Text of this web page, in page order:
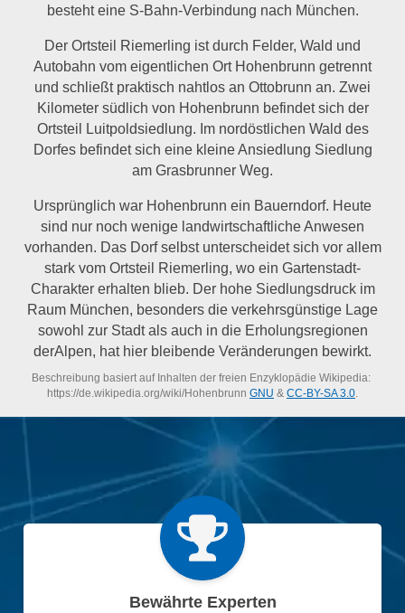
besteht eine S-Bahn-Verbindung nach München.
Der Ortsteil Riemerling ist durch Felder, Wald und
Autobahn vom eigentlichen Ort Hohenbrunn getrennt
und schließt praktisch nahtlos an Ottobrunn an. Zwei
Kilometer südlich von Hohenbrunn befindet sich der
Ortsteil Luitpoldsiedlung. Im nordöstlichen Wald des
Dorfes befindet sich eine kleine Ansiedlung Siedlung
am Grasbrunner Weg.
Ursprünglich war Hohenbrunn ein Bauerndorf. Heute
sind nur noch wenige landwirtschaftliche Anwesen
vorhanden. Das Dorf selbst unterscheidet sich vor allem
stark vom Ortsteil Riemerling, wo ein Gartenstadt-
Charakter erhalten blieb. Der hohe Siedlungsdruck im
Raum München, besonders die verkehrsgünstige Lage
sowohl zur Stadt als auch in die Erholungsregionen
derAlpen, hat hier bleibende Veränderungen bewirkt.
Beschreibung basiert auf Inhalten der freien Enzyklopädie Wikipedia:
https://de.wikipedia.org/wiki/Hohenbrunn GNU & CC-BY-SA 3.0.
Bewährte Experten